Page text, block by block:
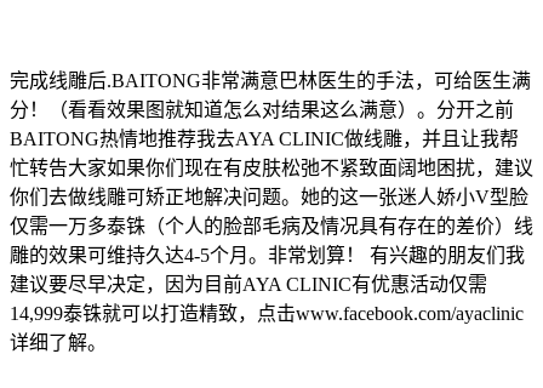
完成线雕后.BAITONG非常满意巴林医生的手法，可给医生满
分！（看看效果图就知道怎么对结果这么满意）。分开之前
BAITONG热情地推荐我去AYA CLINIC做线雕，并且让我帮
忙转告大家如果你们现在有皮肤松弛不紧致面阔地困扰，建议
你们去做线雕可矫正地解决问题。她的这一张迷人娇小V型脸
仅需一万多泰铢（个人的脸部毛病及情况具有存在的差价）线
雕的效果可维持久达4-5个月。非常划算！ 有兴趣的朋友们我
建议要尽早决定，因为目前AYA CLINIC有优惠活动仅需
14,999泰铢就可以打造精致，点击www.facebook.com/ayaclinic
详细了解。